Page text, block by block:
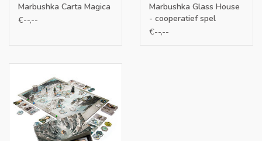
Marbushka Carta Magica
€--,--
Marbushka Glass House
- cooperatief spel
€--,--